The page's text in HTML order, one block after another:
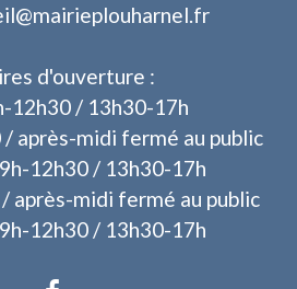
d'ouverture :
12h30 / 13h30-17h
après-midi fermé au public
12h30 / 13h30-17h
après-midi fermé au public
12h30 / 13h30-17h